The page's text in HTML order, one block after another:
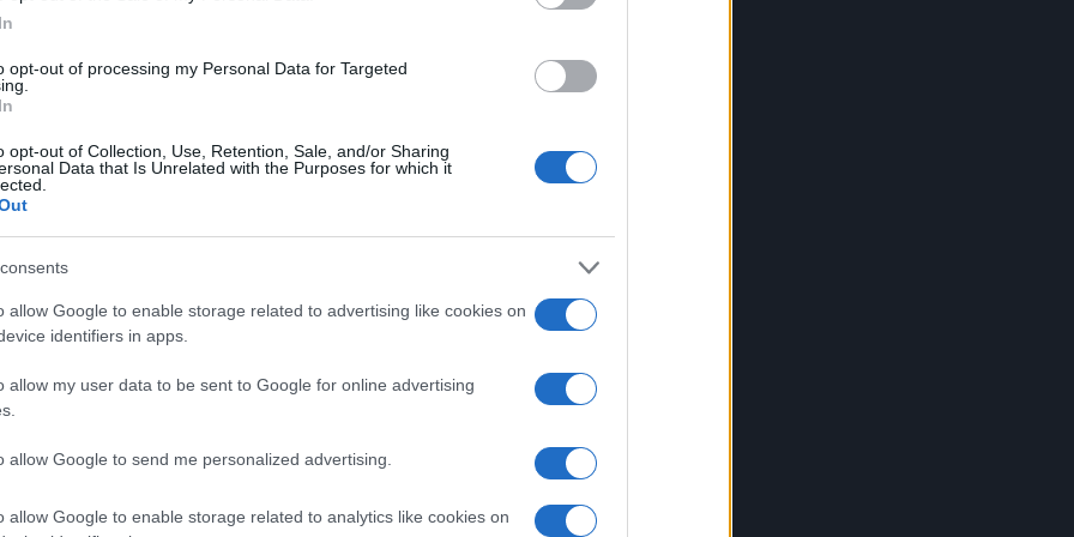
opt-out of processing my Personal Data for Targeted
opt-out of Collection, Use, Retention, Sale, and/or Sharing
Data that Is Unrelated with the Purposes for which it
allow Google to enable storage related to advertising like cookies on
identifiers in apps.
allow my user data to be sent to Google for online advertising
allow Google to send me personalized advertising.
allow Google to enable storage related to analytics like cookies on
l’ora legale, ma l’Italia
alle due di notte, tra sabato 28 e domenica 29 marzo. E’
legato al tradizionale rituale che parla dell’arrivo di
sono chiamati a compiere il gesto il prossimo
infatti già dal 2018 ha chiesto, attraverso un
Richiesta che ha ottenuto il consenso con l’84%
volte l’anno. L’idea non è però stata sostenuta dal
la doppia ora. Altri paesi comunitari invece, come
a favore del singolo orario annuale. Il 2021
a vedere quale sarà la decisone finale al